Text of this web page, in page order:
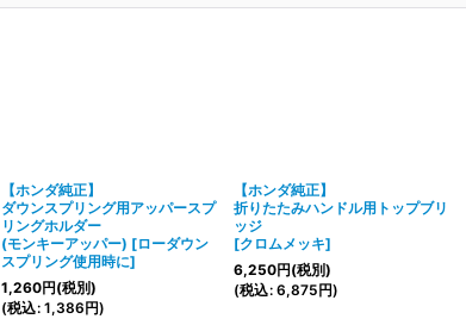
【ホンダ純正】
ダウンスプリング用アッパースプ
リングホルダー
(モンキーアッパー) [ローダウン
スプリング使用時に]
1,260円(税別)
(税込: 1,386円)
【ホンダ純正】
折りたたみハンドル用トップブリ
ッジ
[クロムメッキ]
6,250円(税別)
(税込: 6,875円)